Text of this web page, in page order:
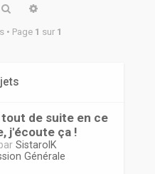
Rechercher
• Page 1 sur 1
de suite en ce
j'écoute ça !
SistarolK
Générale